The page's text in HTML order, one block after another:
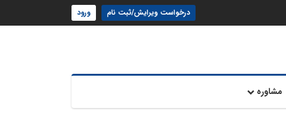
درخواست ویرایش/ثبت نام ورود
مشاوره